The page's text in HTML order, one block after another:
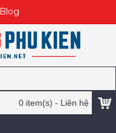
Blog
0 item(s) - Liên hệ